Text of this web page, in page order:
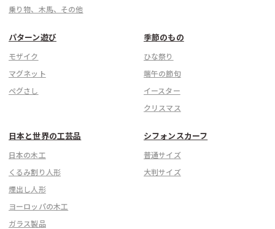
乗り物、木馬、その他
パターン遊び
モザイク
マグネット
ぺグさし
季節のもの
ひな祭り
端午の節句
イースター
クリスマス
日本と世界の工芸品
日本の木工
くるみ割り人形
煙出し人形
ヨーロッパの木工
ガラス製品
シフォンスカーフ
普通サイズ
大判サイズ